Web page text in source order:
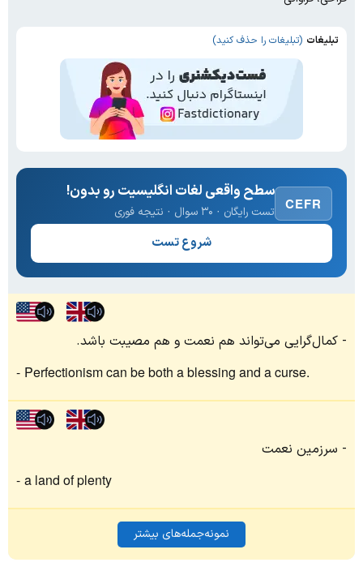
تبلیغات (تبلیغات را حذف کنید)
CEFR
سطح واقعی لغات انگلیسیت رو بدون!
تست رایگان · ۳۰ سوال · نتیجه فوری
شروع تست
کمال‌گرایی می‌تواند هم نعمت و هم مصیبت باشد.
Perfectionism can be both a blessing and a curse.
سرزمین نعمت
a land of plenty
نمونه‌جمله‌های بیشتر